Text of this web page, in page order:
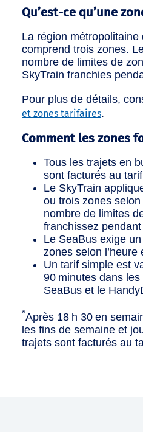
Qu’est-ce qu’une
La région métropolitaine
comprend trois zones.
nombre de limites de
SkyTrain franchies
Pour plus de détails,
et zones tarifaires.
Comment les zones
Tous les trajets en
sont facturés au
Le SkyTrain
ou trois zones
nombre de limites
franchissez
Le SeaBus exige
zones selon l’heure
Un tarif simple est
90 minutes dans
SeaBus et le
*Après 18 h 30 en
les fins de semaine et
trajets sont facturés au